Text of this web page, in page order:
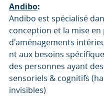
Andibo:
Andibo est spécialisé
conception et la mise en
d'aménagements
nt aux besoins
des personnes ayant
sensoriels & cognitifs
invisibles)